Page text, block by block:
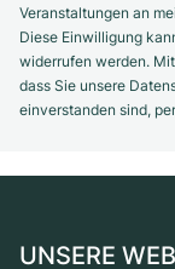
Veranstaltungen an
Diese Einwilligung
widerrufen werden.
dass Sie unsere
einverstanden sind,
UNSERE